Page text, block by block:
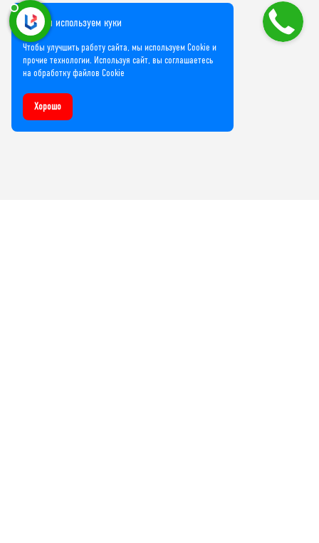
Мы используем куки
Чтобы улучшить работу сайта, мы используем Cookie и
прочие технологии. Используя сайт, вы соглашаетесь
на обработку файлов Cookie
Хорошо